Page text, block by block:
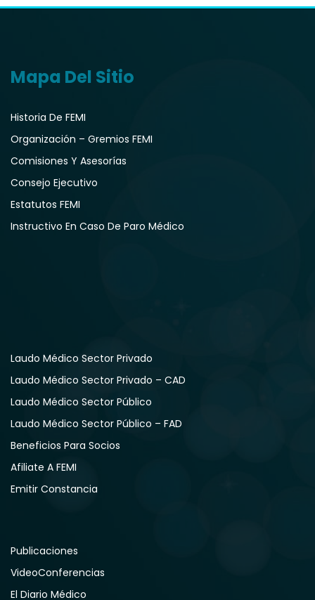
Mapa Del Sitio
Historia De FEMI
Organización – Gremios FEMI
Comisiones Y Asesorías
Consejo Ejecutivo
Estatutos FEMI
Instructivo En Caso De Paro Médico
Laudo Médico Sector Privado
Laudo Médico Sector Privado – CAD
Laudo Médico Sector Público
Laudo Médico Sector Público – FAD
Beneficios Para Socios
Afiliate A FEMI
Emitir Constancia
Publicaciones
VideoConferencias
El Diario Médico